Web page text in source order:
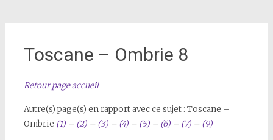
Toscane – Ombrie 8
Retour page accueil
Autre(s) page(s) en rapport avec ce sujet : Toscane –
Ombrie (1)– (2)– (3)– (4) – (5)– (6) – (7)– (9)